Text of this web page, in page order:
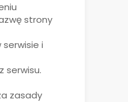
strony
i
serwisu.
zasady